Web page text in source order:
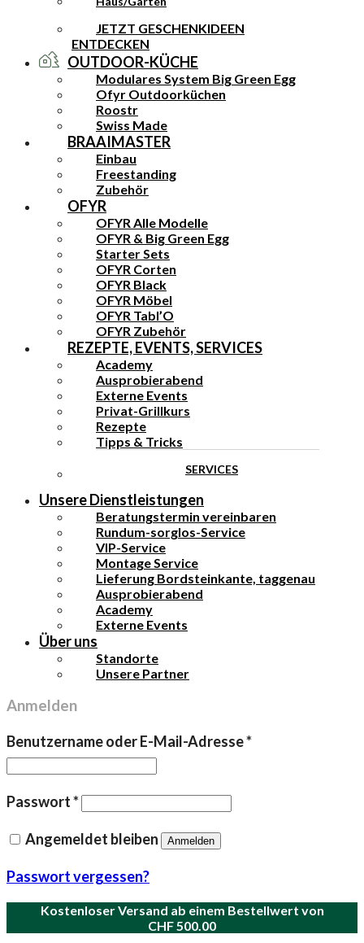
JETZT GESCHENKIDEEN
ENTDECKEN
OUTDOOR-KÜCHE
Modulares System Big Green Egg
Ofyr Outdoorküchen
Roostr
Swiss Made
BRAAIMASTER
Einbau
Freestanding
Zubehör
OFYR
OFYR Alle Modelle
OFYR & Big Green Egg
Starter Sets
OFYR Corten
OFYR Black
OFYR Möbel
OFYR Tabl’O
OFYR Zubehör
REZEPTE, EVENTS, SERVICES
Academy
Ausprobierabend
Externe Events
Privat-Grillkurs
Rezepte
Tipps & Tricks
SERVICES
Unsere Dienstleistungen
Beratungstermin vereinbaren
Rundum-sorglos-Service
VIP-Service
Montage Service
Lieferung Bordsteinkante, taggenau
Ausprobierabend
Academy
Externe Events
Über uns
Standorte
Unsere Partner
Anmelden
Benutzername oder E-Mail-Adresse*
Passwort*Erforderlich
Angemeldet bleiben Anmelden
Passwort vergessen?
Kostenloser Versand ab einem Bestellwert von
CHF500.00